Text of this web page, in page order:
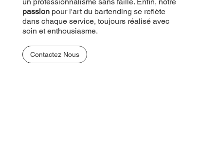
passionpour l'art du bartending se reflète
dans chaque service, toujours réalisé avec
soin et enthousiasme.
Contactez Nous